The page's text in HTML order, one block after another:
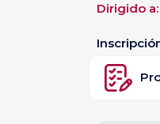
Dirigido a: